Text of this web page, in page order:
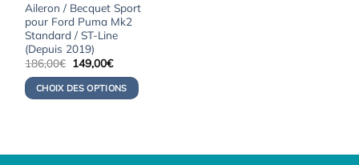
Aileron / Becquet Sport
pour Ford Puma Mk2
Standard / ST-Line
(Depuis 2019)
186,00€ Le
initial
était :
186,00€.
149,00€Le
actuel
est :
149,00€.
CHOIX DES OPTIONS